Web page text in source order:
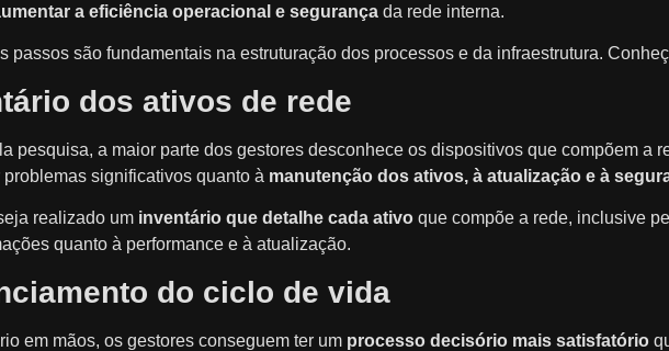
a eficiência operacional e segurança da rede interna.
passos são fundamentais na estruturação dos processos e da infraestrutura.
dos ativos de rede
pesquisa, a maior parte dos gestores desconhece os dispositivos que compõem a
problemas significativos quanto à manutenção dos ativos, à atualização e à
realizado um inventário que detalhe cada ativo que compõe a rede, inclusive
quanto à performance e à atualização.
do ciclo de vida
em mãos, os gestores conseguem ter um processo decisório mais satisfatório